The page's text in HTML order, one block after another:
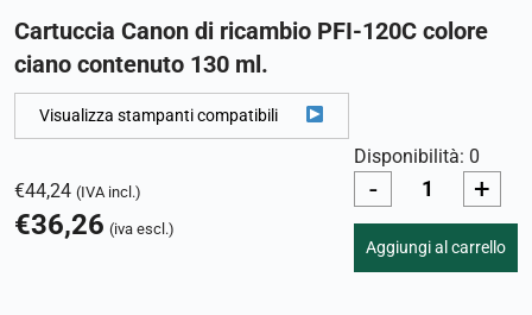
Cartuccia Canon di ricambio PFI-120C colore
ciano contenuto 130 ml.
Visualizza stampanti compatibili
€44,24 (IVA incl.)
€36,26 (iva escl.)
Disponibilità: 0
- +
Aggiungi al carrello